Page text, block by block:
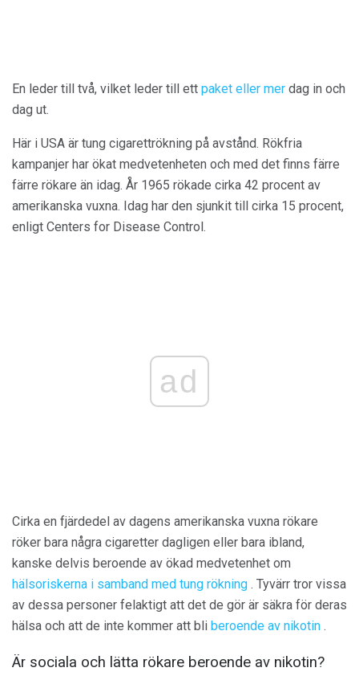
En leder till två, vilket leder till ett paket eller mer dag in och
dag ut.
Här i USA är tung cigarettrökning på avstånd. Rökfria
kampanjer har ökat medvetenheten och med det finns färre
färre rökare än idag. År 1965 rökade cirka 42 procent av
amerikanska vuxna. Idag har den sjunkit till cirka 15 procent,
enligt Centers for Disease Control.
ad
Cirka en fjärdedel av dagens amerikanska vuxna rökare
röker bara några cigaretter dagligen eller bara ibland,
kanske delvis beroende av ökad medvetenhet om
hälsoriskerna i samband med tung rökning . Tyvärr tror vissa
av dessa personer felaktigt att det de gör är säkra för deras
hälsa och att de inte kommer att bli beroende av nikotin .
Är sociala och lätta rökare beroende av nikotin?